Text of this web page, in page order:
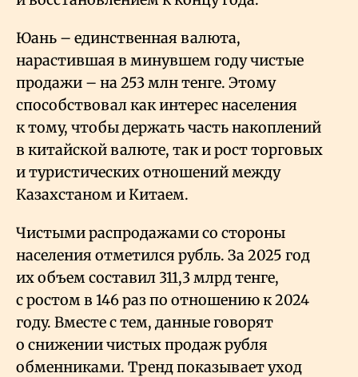
Юань – единственная валюта,
нарастившая в минувшем году чистые
продажи – на 253 млн тенге. Этому
способствовал как интерес населения
к тому, чтобы держать часть накоплений
в китайской валюте, так и рост торговых
и туристических отношений между
Казахстаном и Китаем.
Чистыми распродажами со стороны
населения отметился рубль. За 2025 год
их объем составил 311,3 млрд тенге,
с ростом в 146 раз по отношению к 2024
году. Вместе с тем, данные говорят
о снижении чистых продаж рубля
обменниками. Тренд показывает уход